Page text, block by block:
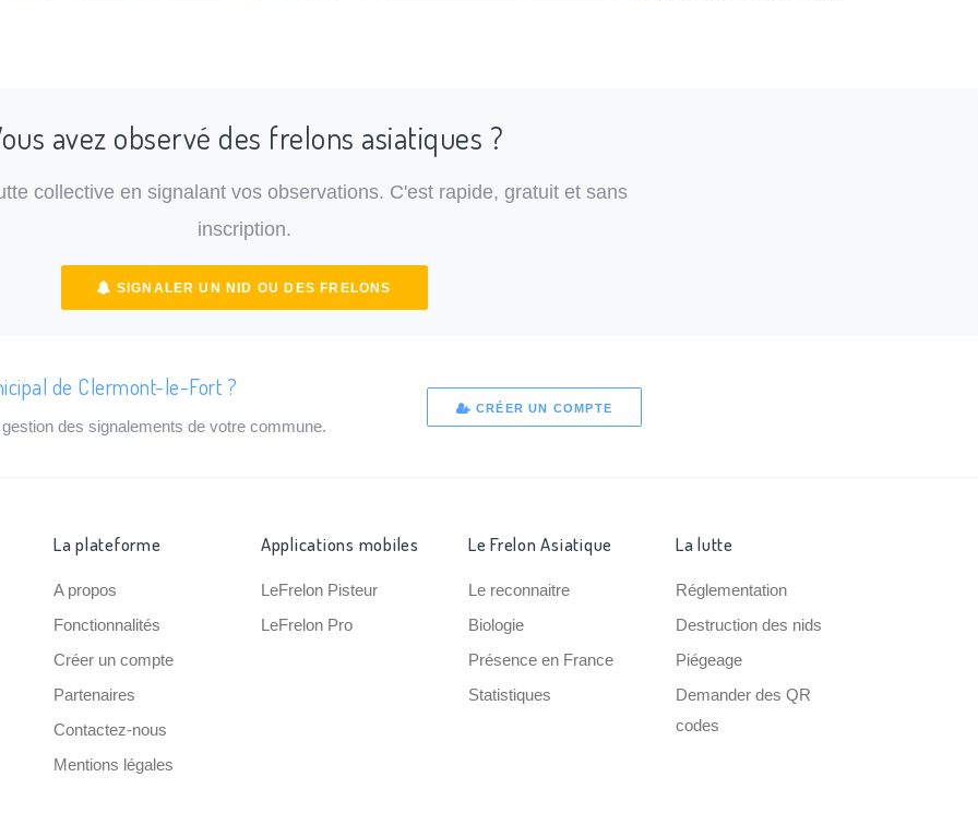
avez observé des frelons asiatiques ?
collective en signalant vos observations. C'est rapide, gratuit et sans
inscription.
SIGNALER UN NID OU DES FRELONS
de Clermont-le-Fort ?
des signalements de votre commune.
CRÉER UN COMPTE
La plateforme
A propos
Fonctionnalités
Créer un compte
Partenaires
Contactez-nous
Mentions légales
Applications mobiles
LeFrelon Pisteur
LeFrelon Pro
Le Frelon Asiatique
Le reconnaitre
Biologie
Présence en France
Statistiques
La lutte
Réglementation
Destruction des nids
Piégeage
Demander des QR
codes